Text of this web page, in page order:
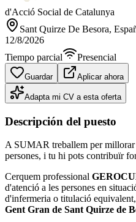
d'Acció Social de Catalunya
Sant Quirze De Besora,
12/8/2026
Tiempo parcial
Presencial
Guardar Aplicar ahora
Adapta mi CV a esta oferta
Descripción del puesto
A SUMAR treballem per millorar
persones, i tu hi pots contribuïr
Cerquem professional
d'atenció a les persones en
d'infermeria o titulació
Gent Gran de Sant Quirze de